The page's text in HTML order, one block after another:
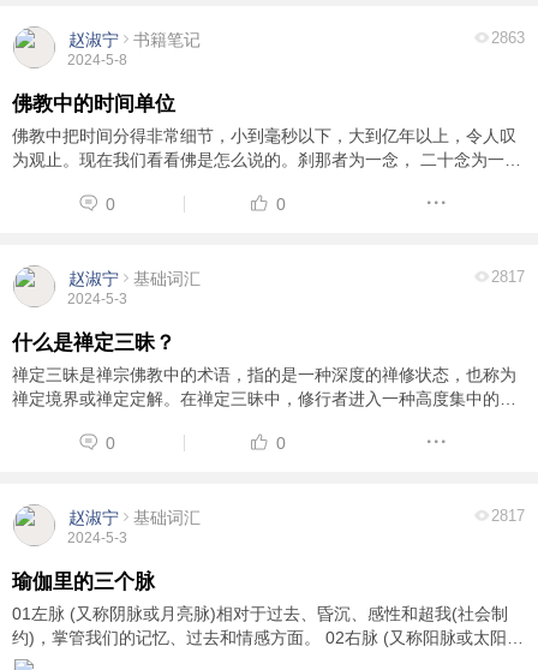
赵淑宁 书籍笔记
2024-5-8
2863
佛教中的时间单位
佛教中把时间分得非常细节，小到毫秒以下，大到亿年以上，令人叹
为观止。现在我们看看佛是怎么说的。刹那者为一念， 二十念为一
日一夜为三十须臾。一日一夜是24小时、1440 ...
0 0
赵淑宁 基础词汇
2024-5-3
2817
什么是禅定三昧？
禅定三昧是禅宗佛教中的术语，指的是一种深度的禅修状态，也称为
禅定境界或禅定定解。在禅定三昧中，修行者进入一种高度集中的状
通常伴随着对自我、现实和宇宙本质的更深层 ...
0 0
赵淑宁 基础词汇
2024-5-3
2817
瑜伽里的三个脉
01左脉 (又称阴脉或月亮脉)相对于过去、昏沉、感性和超我(社会制
约)，掌管我们的记忆、过去和情感方面。 02右脉 (又称阳脉或太阳
脉)相对于将来、理性逻辑、宰制和自我，掌管我们的思维、末来、行